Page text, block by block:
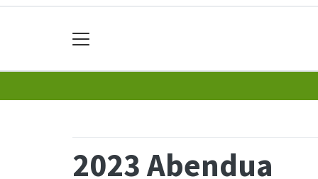
2023 Abendua